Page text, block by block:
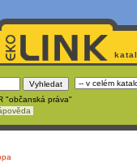
"občanská práva"